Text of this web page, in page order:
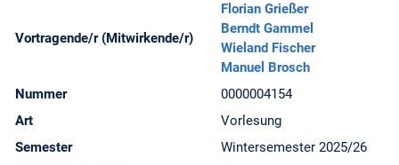
Vortragende/r (Mitwirkende/r)
Florian Grießer
Berndt Gammel
Wieland Fischer
Manuel Brosch
Nummer
0000004154
Art
Vorlesung
Semester
Wintersemester 2025/26